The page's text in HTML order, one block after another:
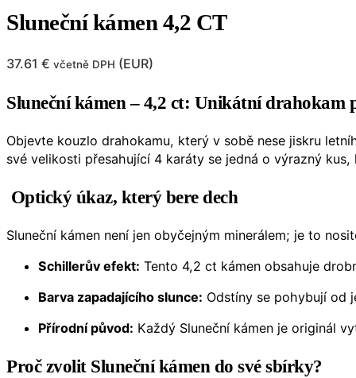
Sluneční kámen 4,2 CT
37.61 € včetně DPH (EUR)
Sluneční kámen – 4,2 ct: Unikátní drahokam
Objevte kouzlo drahokamu, který v sobě nese jiskru
své velikosti přesahující 4 karáty se jedná o výrazný
Optický úkaz, který bere dech
Sluneční kámen není jen obyčejným minerálem; je to
Schillerův efekt: Tento 4,2 ct kámen obsahuje
Barva zapadajícího slunce: Odstíny se pohybují od
Přírodní původ: Každý Sluneční kámen je originál
Proč zvolit Sluneční kámen do své sbírky?